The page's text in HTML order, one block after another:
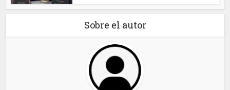
Sobre el autor